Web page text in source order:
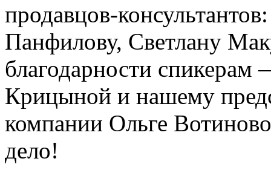
продавцов-
Панфилову, Светлану
благодарности спикерам
Крицыной и нашему
компании Ольге
дело!